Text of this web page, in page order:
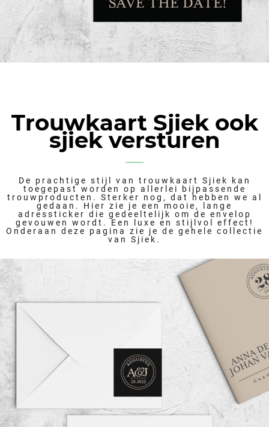
Trouwkaart Sjiek ook
sjiek versturen
De prachtige stijl van trouwkaart Sjiek kan
toegepast worden op allerlei bijpassende
trouwproducten. Sterker nog, dat hebben we al
gedaan. Hier zie je een mooie, lange
adressticker die gedeeltelijk om de envelop
gevouwen wordt. Een luxe en stijlvol effect!
Onderaan deze pagina zie je de gehele collectie
van Sjiek.